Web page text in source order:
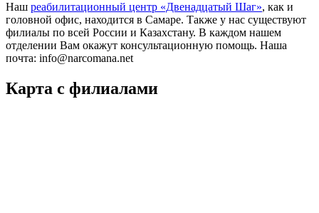
Наш реабилитационный центр «Двенадцатый Шаг», как и
головной офис, находится в Самаре. Также у нас существуют
филиалы по всей России и Казахстану. В каждом нашем
отделении Вам окажут консультационную помощь. Наша
почта: info@narcomana.net
Карта с филиалами